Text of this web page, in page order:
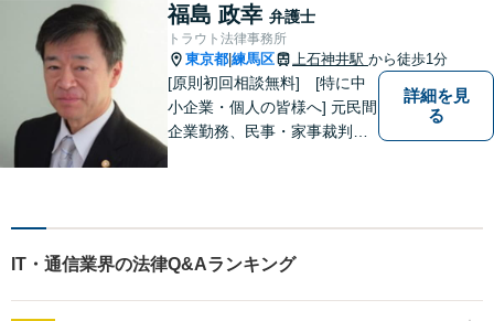
福島 政幸 弁護士
トラウト法律事務所
東京都 練馬区 上石神井駅 から徒歩1分
[原則初回相談無料] [特に中
小企業・個人の皆様へ] 元民間
企業勤務、民事・家事裁判官
として、オールラウンドに対
詳細を見
る
IT・通信業界の法律Q&Aランキング